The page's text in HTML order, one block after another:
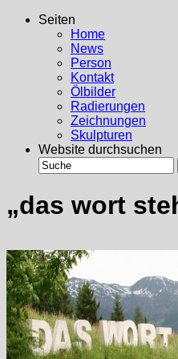
Seiten
Home
News
Person
Kontakt
Ölbilder
Radierungen
Zeichnungen
Skulpturen
Website durchsuchen
„das wort